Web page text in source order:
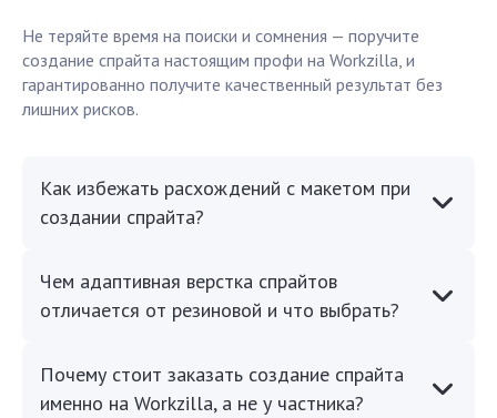
Не теряйте время на поиски и сомнения — поручите
создание спрайта настоящим профи на Workzilla, и
гарантированно получите качественный результат без
лишних рисков.
Как избежать расхождений с макетом при
создании спрайта?
Чем адаптивная верстка спрайтов
отличается от резиновой и что выбрать?
Почему стоит заказать создание спрайта
именно на Workzilla, а не у частника?